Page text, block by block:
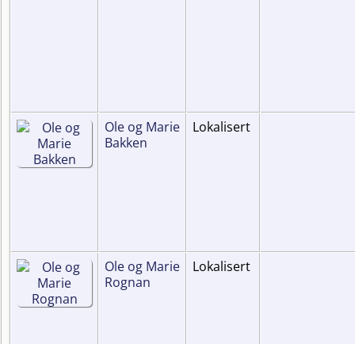
Ole og Marie
Bakken
Lokalisert
Ole og Marie
Rognan
Lokalisert